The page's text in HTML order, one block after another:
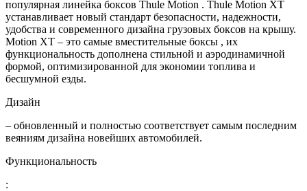
популярная линейка боксов Thule Motion . Thule Motion XT
устанавливает новый стандарт безопасности, надежности,
удобства и современного дизайна грузовых боксов на крышу.
Motion XT – это самые вместительные боксы , их
функциональность дополнена стильной и аэродинамичной
формой, оптимизированной для экономии топлива и
бесшумной езды.
Дизайн
– обновленный и полностью соответствует самым последним
веяниям дизайна новейших автомобилей.
Функциональность
: